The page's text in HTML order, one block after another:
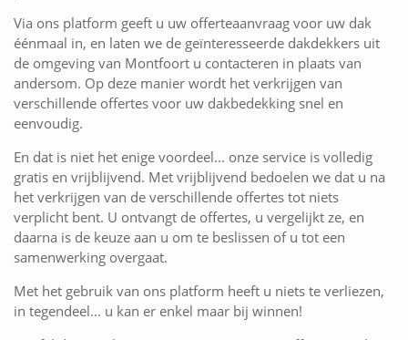
Via ons platform geeft u uw offerteaanvraag voor uw dak
éénmaal in, en laten we de geïnteresseerde dakdekkers uit
de omgeving van Montfoort u contacteren in plaats van
andersom. Op deze manier wordt het verkrijgen van
verschillende offertes voor uw dakbedekking snel en
eenvoudig.
En dat is niet het enige voordeel... onze service is volledig
gratis en vrijblijvend. Met vrijblijvend bedoelen we dat u na
het verkrijgen van de verschillende offertes tot niets
verplicht bent. U ontvangt de offertes, u vergelijkt ze, en
daarna is de keuze aan u om te beslissen of u tot een
samenwerking overgaat.
Met het gebruik van ons platform heeft u niets te verliezen,
in tegendeel... u kan er enkel maar bij winnen!